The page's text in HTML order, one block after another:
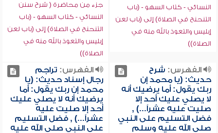
النسائي - كتاب السهو - (باب
التنحنح في الصلاة) إلى (باب لعن
إبليس والتعوذ بالله منه في
الصلاة))
جزء من محاضرة ( شرح سنن
النسائي - كتاب السهو - (باب
التنحنح في الصلاة) إلى (باب لعن
إبليس والتعوذ بالله منه في
الصلاة))
الفهرس: شرح
حديث: (يا محمد إن
ربك يقول: أما يرضيك أنه
لا يصلي عليك أحد إلا
صليت عليه عشراً...) ,
فضل التسليم على النبي
صلى الله عليه وسلم
الفهرس: تراجم
رجال إسناد حديث: (يا
محمد إن ربك يقول: أما
يرضيك أنه لا يصلي عليك
أحد إلا صليت عليه
عشراً...) , فضل التسليم
على النبي صلى الله عليه